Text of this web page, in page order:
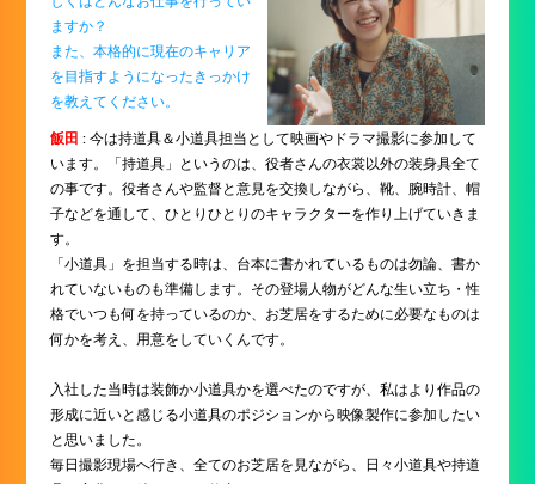
ますか？
また、本格的に現在のキャリア
を目指すようになったきっかけ
を教えてください。
飯田 : 今は持道具＆小道具担当として映画やドラマ撮影に参加して
います。「持道具」というのは、役者さんの衣裳以外の装身具全て
の事です。役者さんや監督と意見を交換しながら、靴、腕時計、帽
子などを通して、ひとりひとりのキャラクターを作り上げていきま
す。
「小道具」を担当する時は、台本に書かれているものは勿論、書か
れていないものも準備します。その登場人物がどんな生い立ち・性
格でいつも何を持っているのか、お芝居をするために必要なものは
何かを考え、用意をしていくんです。
入社した当時は装飾か小道具かを選べたのですが、私はより作品の
形成に近いと感じる小道具のポジションから映像製作に参加したい
と思いました。
毎日撮影現場へ行き、全てのお芝居を見ながら、日々小道具や持道